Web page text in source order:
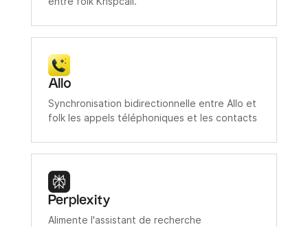
Allo
Synchronisation bidirectionnelle entre Allo et
folk les appels téléphoniques et les contacts
Perplexity
Alimente l'assistant de recherche